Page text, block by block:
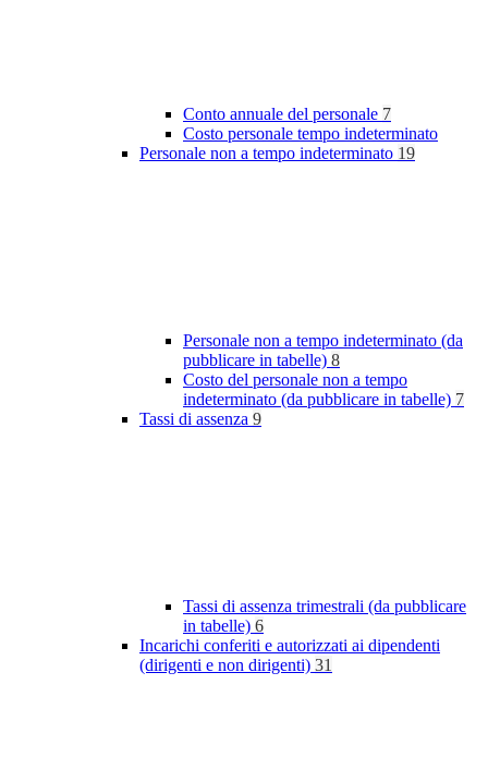
Conto annuale del personale 7
Costo personale tempo indeterminato
Personale non a tempo indeterminato 19
Personale non a tempo indeterminato (da
pubblicare in tabelle) 8
Costo del personale non a tempo
indeterminato (da pubblicare in tabelle) 7
Tassi di assenza 9
Tassi di assenza trimestrali (da pubblicare
in tabelle) 6
Incarichi conferiti e autorizzati ai dipendenti
(dirigenti e non dirigenti) 31